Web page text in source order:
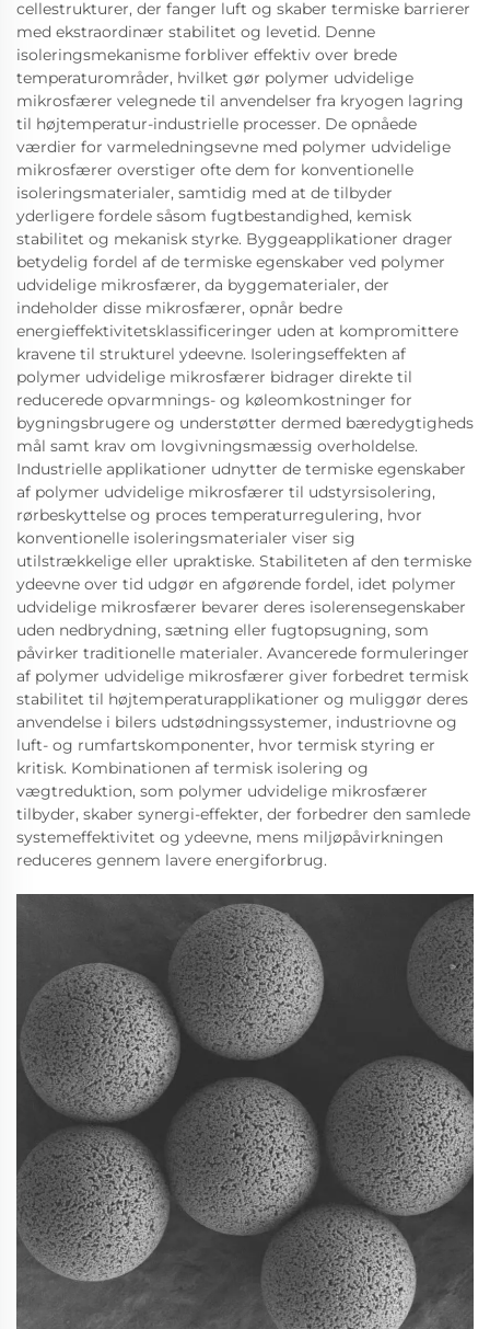
cellestrukturer, der fanger luft og skaber termiske barrierer
med ekstraordinær stabilitet og levetid. Denne
isoleringsmekanisme forbliver effektiv over brede
temperaturområder, hvilket gør polymer udvidelige
mikrosfærer velegnede til anvendelser fra kryogen lagring
til højtemperatur-industrielle processer. De opnåede
værdier for varmeledningsevne med polymer udvidelige
mikrosfærer overstiger ofte dem for konventionelle
isoleringsmaterialer, samtidig med at de tilbyder
yderligere fordele såsom fugtbestandighed, kemisk
stabilitet og mekanisk styrke. Byggeapplikationer drager
betydelig fordel af de termiske egenskaber ved polymer
udvidelige mikrosfærer, da byggematerialer, der
indeholder disse mikrosfærer, opnår bedre
energieffektivitetsklassificeringer uden at kompromittere
kravene til strukturel ydeevne. Isoleringseffekten af
polymer udvidelige mikrosfærer bidrager direkte til
reducerede opvarmnings- og køleomkostninger for
bygningsbrugere og understøtter dermed bæredygtigheds
mål samt krav om lovgivningsmæssig overholdelse.
Industrielle applikationer udnytter de termiske egenskaber
af polymer udvidelige mikrosfærer til udstyrsisolering,
rørbeskyttelse og proces temperaturregulering, hvor
konventionelle isoleringsmaterialer viser sig
utilstrækkelige eller upraktiske. Stabiliteten af den termiske
ydeevne over tid udgør en afgørende fordel, idet polymer
udvidelige mikrosfærer bevarer deres isolerensegenskaber
uden nedbrydning, sætning eller fugtopsugning, som
påvirker traditionelle materialer. Avancerede formuleringer
af polymer udvidelige mikrosfærer giver forbedret termisk
stabilitet til højtemperaturapplikationer og muliggør deres
anvendelse i bilers udstødningssystemer, industriovne og
luft- og rumfartskomponenter, hvor termisk styring er
kritisk. Kombinationen af termisk isolering og
vægtreduktion, som polymer udvidelige mikrosfærer
tilbyder, skaber synergi-effekter, der forbedrer den samlede
systemeffektivitet og ydeevne, mens miljøpåvirkningen
reduceres gennem lavere energiforbrug.